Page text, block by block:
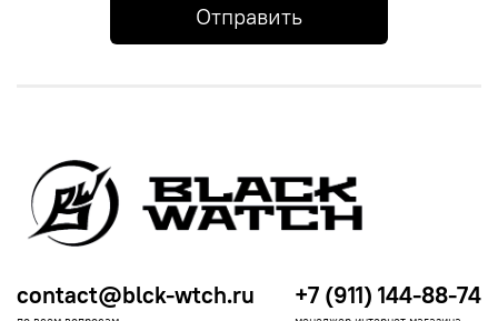
Отправить
contact@blck-wtch.ru +7 (911) 144-88-74